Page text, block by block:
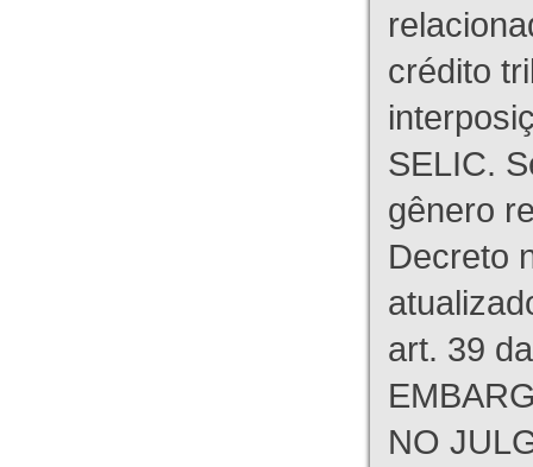
crédito
SELIC.
gênero
Decreto
art. 39
NO